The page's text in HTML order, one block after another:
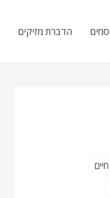
הדברת מזיקים